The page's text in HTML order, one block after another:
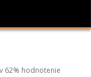
62% hodnotenie